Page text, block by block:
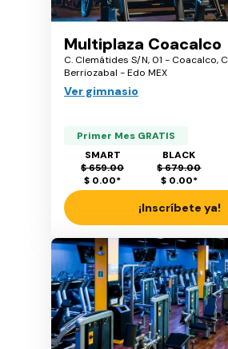
Multiplaza Coacalco
C. Clemátides S/N, 01 - Coacalco,
Berriozabal - Edo MEX
Ver gimnasio
Primer Mes GRATIS
SMART
$ 659.00
$ 0.00*
BLACK
$ 679.00
$ 0.00*
¡Inscríbete ya!